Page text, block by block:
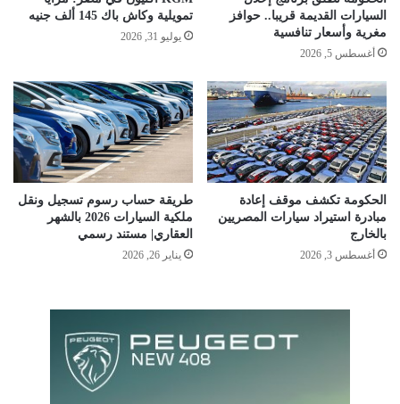
السيارات القديمة قريبا.. حوافز
مغرية وأسعار تنافسية
أغسطس 5, 2026
تمويلية وكاش باك 145 ألف جنيه
يوليو 31, 2026
الحكومة تكشف موقف إعادة
مبادرة استيراد سيارات المصريين
بالخارج
أغسطس 3, 2026
طريقة حساب رسوم تسجيل ونقل
ملكية السيارات 2026 بالشهر
العقاري| مستند رسمي
يناير 26, 2026